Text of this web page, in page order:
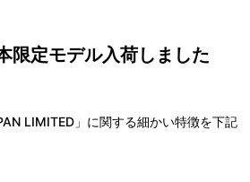
限定モデル入荷しました
LIMITED」に関する細かい特徴を下記